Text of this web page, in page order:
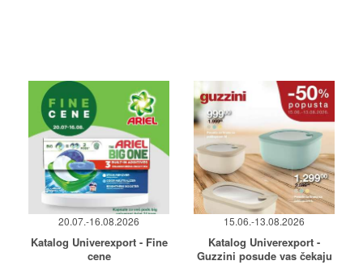
20.07.-16.08.2026
Katalog Univerexport - Fine
cene
15.06.-13.08.2026
Katalog Univerexport -
Guzzini posude vas čekaju